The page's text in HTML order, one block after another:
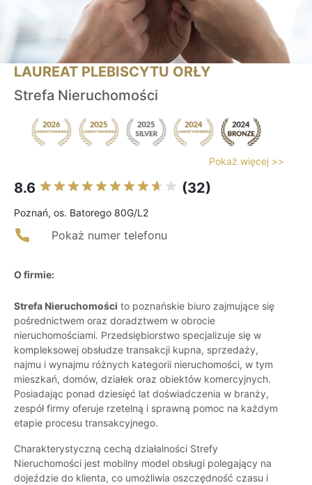
LAUREAT PLEBISCYTU ORŁY
Strefa Nieruchomości
Pokaż więcej >>
8.6 (32)
Poznań, os. Batorego 80G/L2
Pokaż numer telefonu
O firmie:
Strefa Nieruchomości to poznańskie biuro zajmujące się
pośrednictwem oraz doradztwem w obrocie
nieruchomościami. Przedsiębiorstwo specjalizuje się w
kompleksowej obsłudze transakcji kupna, sprzedaży,
najmu i wynajmu różnych kategorii nieruchomości, w tym
mieszkań, domów, działek oraz obiektów komercyjnych.
Posiadając ponad dziesięć lat doświadczenia w branży,
zespół firmy oferuje rzetelną i sprawną pomoc na każdym
etapie procesu transakcyjnego.
Charakterystyczną cechą działalności Strefy
Nieruchomości jest mobilny model obsługi polegający na
dojeździe do klienta, co umożliwia oszczędność czasu i